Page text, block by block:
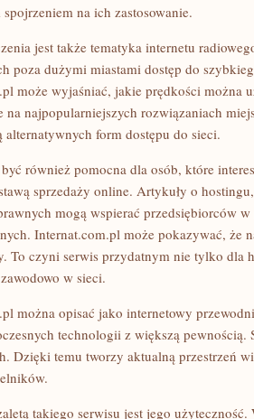
na ich zastosowanie.
jest także tematyka internetu
poza dużymi miastami dostęp do
może wyjaśniać, jakie prędkości można
na najpopularniejszych rozwiązaniach
alternatywnych form dostępu do sieci.
również pomocna dla osób, które
sprzedaży online. Artykuły o
mogą wspierać przedsiębiorców
Internat.com.pl może pokazywać, że
To czyni serwis przydatnym nie tylko dla
w sieci.
można opisać jako internetowy
technologii z większą pewnością.
Dzięki temu tworzy aktualną przestrzeń
takiego serwisu jest jego